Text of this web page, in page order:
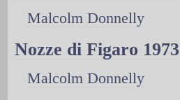
Malcolm Donnelly
Nozze di Figaro 1973
Malcolm Donnelly